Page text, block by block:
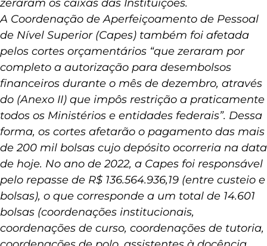
com cortes financeiros que efetivamente
zeraram os caixas das Instituições.
A Coordenação de Aperfeiçoamento de Pessoal
de Nível Superior (Capes) também foi afetada
pelos cortes orçamentários “que zeraram por
completo a autorização para desembolsos
financeiros durante o mês de dezembro, através
do (Anexo II) que impôs restrição a praticamente
todos os Ministérios e entidades federais”. Dessa
forma, os cortes afetarão o pagamento das mais
de 200 mil bolsas cujo depósito ocorreria na data
de hoje. No ano de 2022, a Capes foi responsável
pelo repasse de R$ 136.564.936,19 (entre custeio e
bolsas), o que corresponde a um total de 14.601
bolsas (coordenações institucionais,